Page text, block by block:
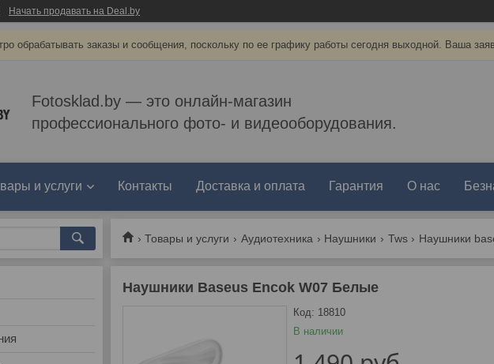
Начать продавать на Deal.by
обрабатывать заказы и сообщения, поскольку по ее графику работы сегодня выходной. Ваша
Fotosklad.by — это онлайн-магазин
профессионального фото- и видеооборудования.
и услуги Контакты Доставка и оплата Гарантия О нас
Товары и услуги Аудиотехника Наушники Tws Наушники
Наушники Baseus Encok W07 Белые
В наличии
Код: 18810